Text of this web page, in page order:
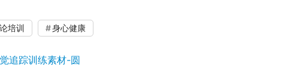
培训 身心健康
追踪训练素材-圆